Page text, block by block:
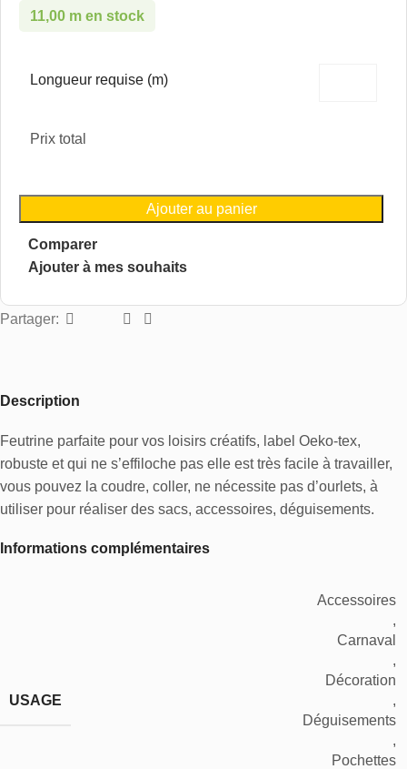
11,00 m en stock
Longueur requise (m)
Prix total
Ajouter au panier
Comparer
Ajouter à mes souhaits
Partager:
Description
Feutrine parfaite pour vos loisirs créatifs, label Oeko-tex,
robuste et qui ne s’effiloche pas elle est très facile à travailler,
vous pouvez la coudre, coller, ne nécessite pas d’ourlets, à
utiliser pour réaliser des sacs, accessoires, déguisements.
Informations complémentaires
USAGE
Accessoires
,
Carnaval
,
Décoration
,
Déguisements
,
Pochettes